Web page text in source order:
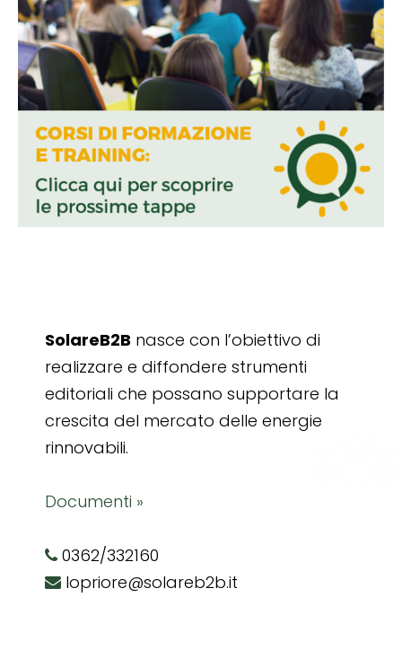
SolareB2B nasce con l’obiettivo di
realizzare e diffondere strumenti
editoriali che possano supportare la
crescita del mercato delle energie
rinnovabili.
Documenti »
0362/332160
lopriore@solareb2b.it